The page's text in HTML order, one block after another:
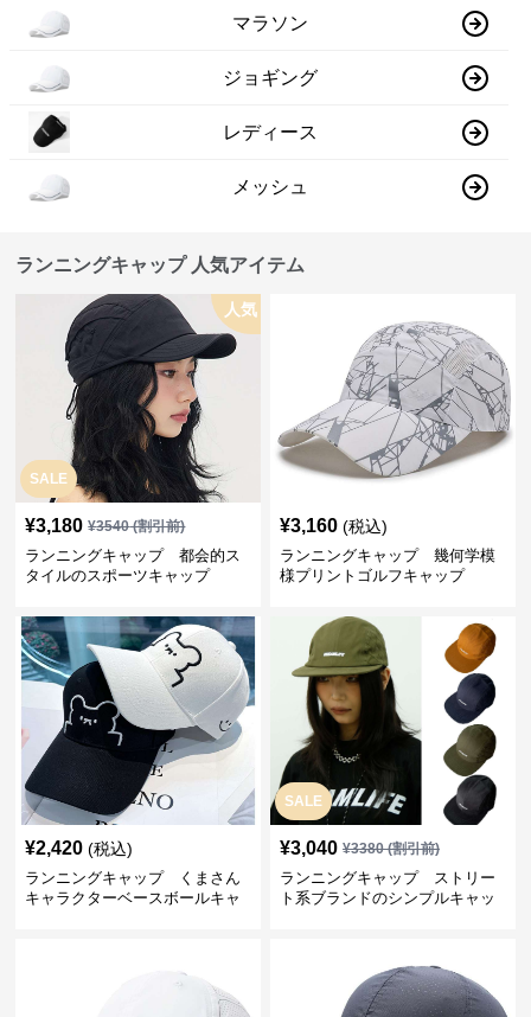
マラソン
ジョギング
レディース
メッシュ
ランニングキャップ 人気アイテム
SALE
人気
¥3,180 ¥3540(割引前)
ランニングキャップ 都会的ス
タイルのスポーツキャップ
¥3,160 (税込)
ランニングキャップ 幾何学模
様プリントゴルフキャップ
¥2,420 (税込)
ランニングキャップ くまさん
キャラクターベースボールキャ
SALE
¥3,040 ¥3380(割引前)
ランニングキャップ ストリー
ト系ブランドのシンプルキャッ